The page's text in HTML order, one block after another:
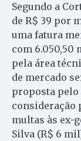
Segundo a
de R$ 39 por
uma fatura
com 6.050,50
pela área
de mercado
proposta pelo
consideração
multas às ex-
Silva (R$ 6